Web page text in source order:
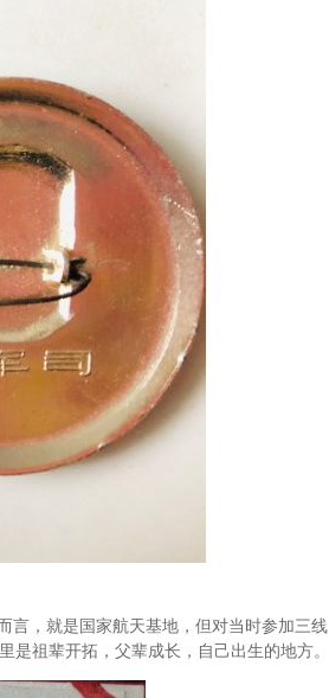
言，就是国家航天基地，但对当时参加三线
祖辈开拓，父辈成长，自己出生的地方。